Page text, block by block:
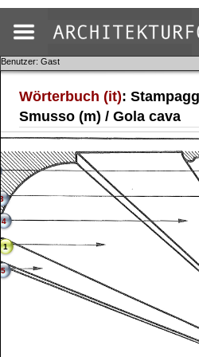
Benutzer: Gast
Wörterbuch (it):
Smusso (m) / Gola cava
1
4
5